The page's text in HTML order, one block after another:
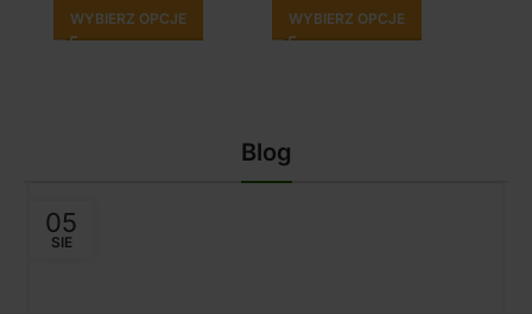
WYBIERZ OPCJE WYBIERZ OPCJE
Blog
05
SIE